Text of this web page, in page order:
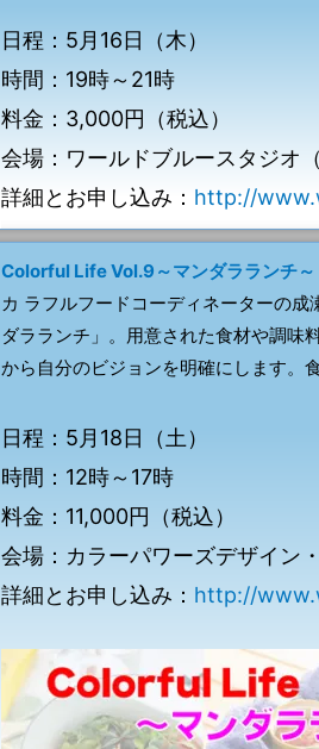
日程：5月16日（木）
時間：19時～21時
料金：3,000円（税込）
会場：ワールドブルースタジオ
詳細とお申し込み： http://
Colorful Life Vol.9～マンダラランチ～
カ ラフルフードコーディネーターの
ダラランチ」。用意された食材や調味
から自分のビジョンを明確にします。
日程：5月18日（土）
時間：12時～17時
料金：11,000円（税込）
会場：カラーパワーズデザイン
詳細とお申し込み： http://